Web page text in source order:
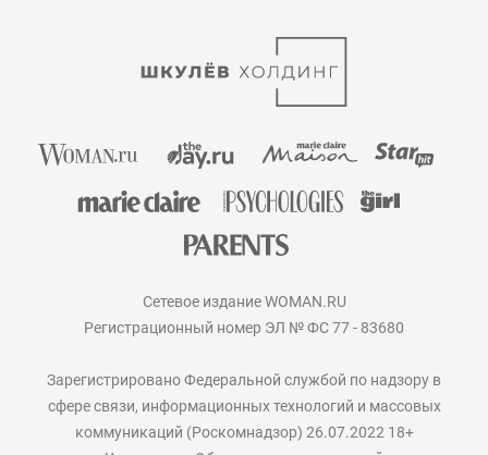
Сетевое издание WOMAN.RU
Регистрационный номер ЭЛ № ФС 77 - 83680
Зарегистрировано Федеральной службой по надзору в
сфере связи, информационных технологий и массовых
коммуникаций (Роскомнадзор) 26.07.2022 18+